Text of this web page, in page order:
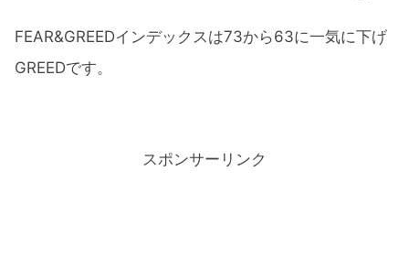
FEAR&GREEDインデックスは73から63に一気に下げ
GREEDです。
スポンサーリンク